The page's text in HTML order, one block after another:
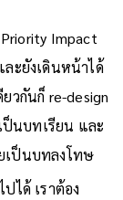
Impact
ะยังเดินหน้าได้
วกันก็ re-design
ป็นบทเรียน และ
เป็นบทลงโทษ
ได้ เราต้อง